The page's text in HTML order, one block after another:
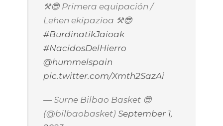
⚒️😎 Primera equipación /
Lehen ekipazioa ⚒️😎
#BurdinatikJaioak
#NacidosDelHierro
@hummelspain
pic.twitter.com/Xmth2SazAi
— Surne Bilbao Basket 😎
(@bilbaobasket) September 1,